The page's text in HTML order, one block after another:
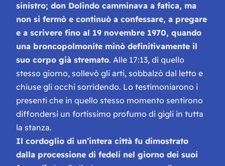
sinistro; don Dolindo camminava a fatica, ma
non si fermò e continuò a confessare, a pregare
e a scrivere fino al 19 novembre 1970, quando
una broncopolmonite minò definitivamente il
suo corpo già stremato. Alle 17:13, di quello
stesso giorno, sollevò gli arti, sobbalzò dal letto e
chiuse gli occhi sorridendo. Lo testimoniarono i
presenti che in quello stesso momento sentirono
diffondersi un fortissimo profumo di gigli in tutta
la stanza.
Il cordoglio di un’intera città fu dimostrato
dalla processione di fedeli nel giorno dei suoi